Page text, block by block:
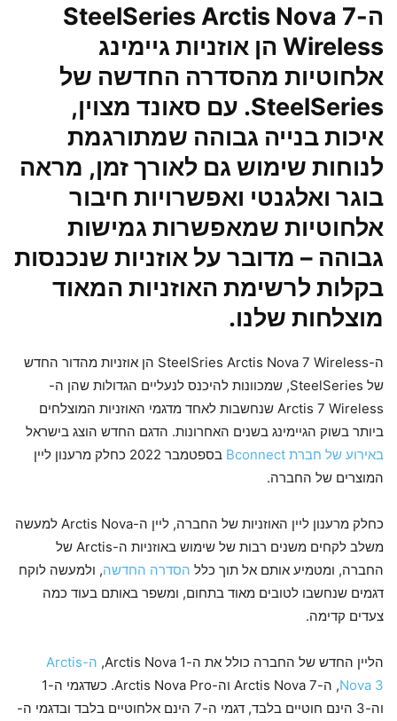
ה-SteelSeries Arctis Nova 7
Wireless הן אוזניות גיימינג
אלחוטיות מהסדרה החדשה של
SteelSeries. עם סאונד מצוין,
איכות בנייה גבוהה שמתורגמת
לנוחות שימוש גם לאורך זמן, מראה
בוגר ואלגנטי ואפשרויות חיבור
אלחוטיות שמאפשרות גמישות
גבוהה – מדובר על אוזניות שנכנסות
בקלות לרשימת האוזניות המאוד
מוצלחות שלנו.
ה-SteelSries Arctis Nova 7 Wireless הן אוזניות מהדור החדש
של SteelSeries, שמכוונות להיכנס לנעליים הגדולות שהן ה-
Arctis 7 Wireless שנחשבות לאחד מדגמי האוזניות המוצלחים
ביותר בשוק הגיימינג בשנים האחרונות. הדגם החדש הוצג בישראל
באירוע של חברת Bconnect
בספטמבר 2022 כחלק מרענון ליין
המוצרים של החברה.
כחלק מרענון ליין האוזניות של החברה, ליין ה-Arctis Nova למעשה
משלב לקחים משנים רבות של שימוש באוזניות ה-Arctis של
החברה, ומטמיע אותם אל תוך כלל הסדרה החדשה, ולמעשה לוקח
דגמים שנחשבו לטובים מאוד בתחום, ומשפר באותם בעוד כמה
צעדים קדימה.
הליין החדש של החברה כולל את ה-Arctis Nova 1,
ה-Arctis
Nova 3
, ה-Arctis Nova 7 וה-Arctis Nova Pro. כשדגמי ה-1
וה-3 הינם חוטיים בלבד, דגמי ה-7 הינם אלחוטיים בלבד ובדגמי ה-